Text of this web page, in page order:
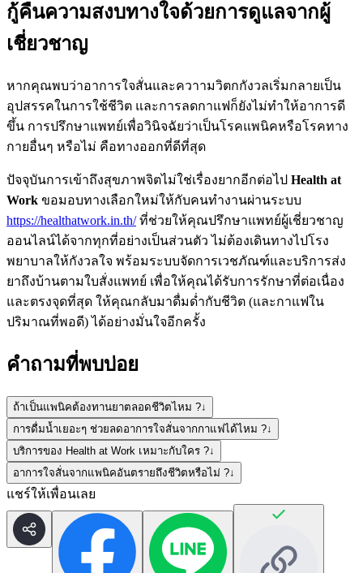
กู้คืนความสงบทางใจด้วยการดูแลจากผู้
เชี่ยวชาญ
หากคุณพบว่าอาการใจสั่นและควาามวิตกกังวลเริ่มกลายเป็น
อุปสรรคในการใช้ชีวิต และการลดกาแฟก็ยังไม่ทำให้อาการดี
ขึ้น การปรึกษาแพทย์เพื่อวินิจฉัยว่าเป็นโรคแพนิคหรือโรคทาง
กายอื่นๆ หรือไม่ คือทางออกที่ดีที่สุด
ปัจจุบันการเข้าถึงสุขภาพจิตไม่ใช่เรื่องยากอีกต่อไป Health at
Work ขอมอบทางเลือกใหม่ให้กับคนทำงานผ่านระบบ
https://healthatwork.in.th/ที่ช่วยให้คุณปรึกษาแพทย์ผู้เชี่ยวชาญ
ออนไลน์ได้จากทุกที่อย่างเป็นส่วนตัว ไม่ต้องเดินทางไปโรง
พยาบาลให้กังวลใจ พร้อมระบบจัดการเวชภัณฑ์และบริการส่ง
ยาถึงบ้านตามใบสั่งแพทย์ เพื่อให้คุณได้รับการรักษาที่ต่อเนื่อง
และตรงจุดที่สุด ให้คุณกลับมาดื่มด่ำกับชีวิต (และกาแฟใน
ปริมาณที่พอดี) ได้อย่างมั่นใจอีกครั้ง
คำถามที่พบบ่อย
ถ้าเป็นแพนิคต้องทานยาตลอดชีวิตไหม ?↓
การดื่มน้ำเยอะๆ ช่วยลดอาการใจสั่นจากกาแฟได้ไหม ?↓
บริการของ Health at Work เหมาะกับใคร ?↓
อาการใจสั่นจากแพนิคอันตรายถึงชีวิตหรือไม่ ?↓
แชร์ให้เพื่อนเลย